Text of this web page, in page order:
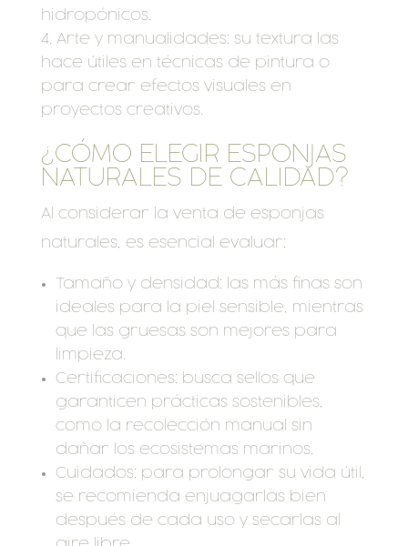
hidropónicos.
Arte y manualidades: su textura las
hace útiles en técnicas de pintura o
para crear efectos visuales en
proyectos creativos.
¿CÓMO ELEGIR ESPONJAS
NATURALES DE CALIDAD?
Al considerar la venta de esponjas
naturales, es esencial evaluar:
Tamaño y densidad: las más finas son
ideales para la piel sensible, mientras
que las gruesas son mejores para
limpieza.
Certificaciones: busca sellos que
garanticen prácticas sostenibles,
como la recolección manual sin
dañar los ecosistemas marinos.
Cuidados: para prolongar su vida útil,
se recomienda enjuagarlas bien
después de cada uso y secarlas al